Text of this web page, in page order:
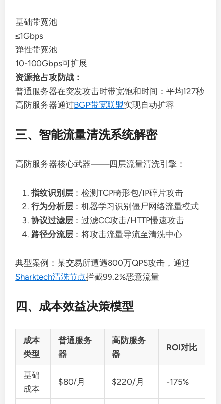
基础带宽池
≤1Gbps
弹性带宽池
10-100Gbps可扩展
资源抢占攻防战：
普通服务器在突发攻击时带宽饱和时间：平均127秒
高防服务器通过BGP带宽联盟实现自动扩容
三、智能流量清洗系统解密
高防服务器核心武器——四层流量清洗引擎：
指纹识别层 ：检测TCP畸形包/IP碎片攻击
行为分析层 ：机器学习识别僵尸网络流量模式
协议过滤层 ：过滤CC攻击/HTTP慢速攻击
路径分流层 ：将攻击流量导流至清洗中心
典型案例：某交易所遭遇800万QPS攻击，通过
Sharktech清洗节点拦截99.2%恶意流量
四、成本效益决策模型
成本
类型
普通服务
器
高防服务
器
ROI对比
基础
成本
$80/月 $220/月 -175%